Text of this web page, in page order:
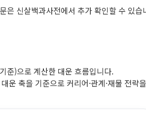
은 신살백과사전에서 추가 확인할 수 있습
준)으로 계산한 대운 흐름입니다.
운 축을 기준으로 커리어·관계·재물 전략을